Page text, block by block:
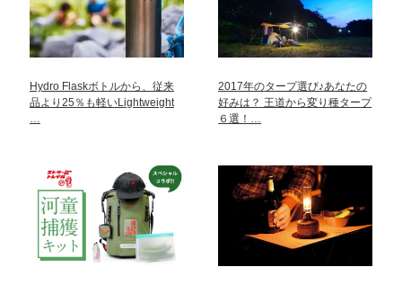
Hydro Flaskボトルから、従来
品より25％も軽いLightweight
2017年のタープ選び♪あなたの
好みは？ 王道から変り種タープ
６選！…